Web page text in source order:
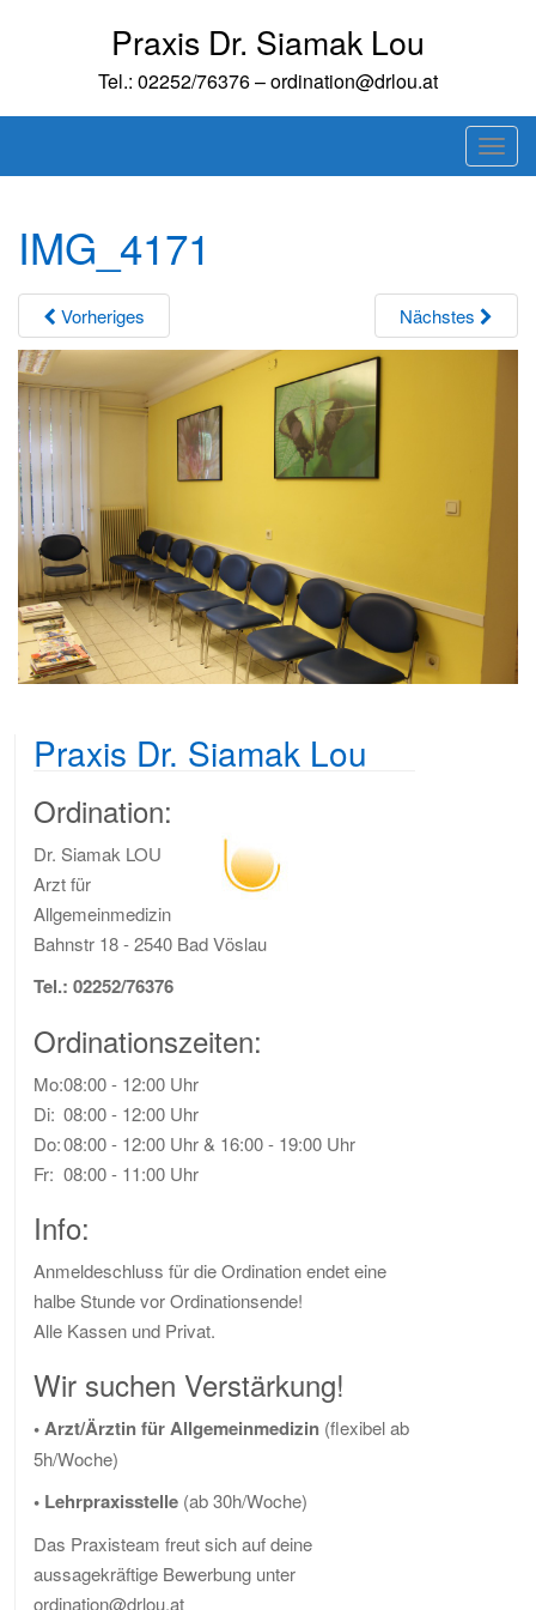
Praxis Dr. Siamak Lou
Tel.: 02252/76376 – ordination@drlou.at
T
o
e
n
t
IMG_4171
Vorheriges Nächstes
Praxis Dr. Siamak Lou
Ordination:
Dr. Siamak LOU
Arzt für
Allgemeinmedizin
Bahnstr 18 - 2540 Bad Vöslau
Tel.: 02252/76376
Ordinationszeiten:
Mo:08:00 - 12:00 Uhr
Di: 08:00 - 12:00 Uhr
Do:08:00 - 12:00 Uhr& 16:00 - 19:00 Uhr
Fr: 08:00 - 11:00 Uhr
Info:
Anmeldeschluss für die Ordination endet eine
halbe Stunde vor Ordinationsende!
Alle Kassen und Privat.
Wir suchen Verstärkung!
• Arzt/Ärztin für Allgemeinmedizin (flexibel ab
5h/Woche)
• Lehrpraxisstelle (ab 30h/Woche)
Das Praxisteam freut sich auf deine
aussagekräftige Bewerbung unter
ordination@drlou.at